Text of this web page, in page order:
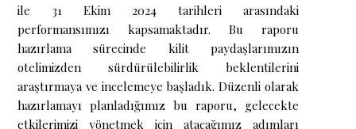
ile 31 Ekim 2024 tarihleri arasındaki
performansımızı kapsamaktadır. Bu raporu
hazırlama sürecinde kilit paydaşlarımızın
otelimizden sürdürülebilirlik beklentilerini
araştırmaya ve incelemeye başladık. Düzenli olarak
hazırlamayı planladığımız bu raporu, gelecekte
etkilerimizi yönetmek için atacağımız adımları